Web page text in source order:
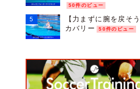
50件のビュー
【力まずに腕を戻そ
カバリー
50件のビュー